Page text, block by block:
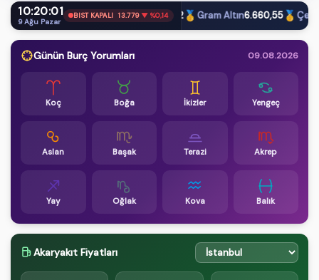
10:20:02
9 Ağu Pazar
BIST KAPALI 13.779▼ %0,14
Dolar47,61 €Euro54,87 £Sterlin64,12🥇Gram Altın6.660,55🥇
Günün Burç Yorumları 09.08.2026
Koç Boğa İkizler Yengeç
Aslan Başak Terazi Akrep
Yay Oğlak Kova Balık
Akaryakıt Fiyatları